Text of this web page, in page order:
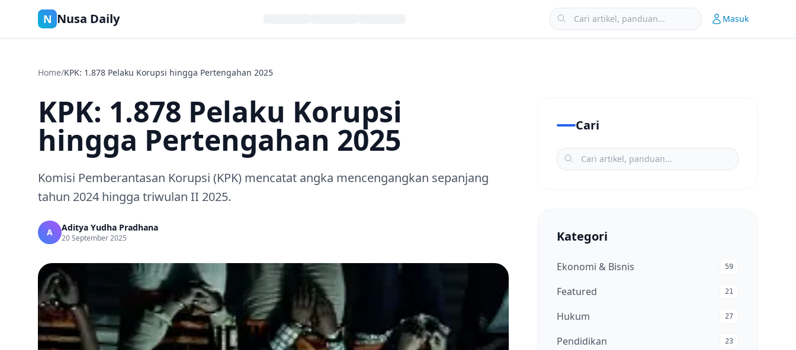
N Nusa Daily Masuk
Home/KPK: 1.878 Pelaku Korupsi hingga Pertengahan 2025
KPK: 1.878 Pelaku Korupsi
hingga Pertengahan 2025
Komisi Pemberantasan Korupsi (KPK) mencatat angka mencengangkan sepanjang
tahun 2024 hingga triwulan II 2025.
A Aditya Yudha Pradhana
20 September 2025
Cari
Kategori
Ekonomi & Bisnis 59
Featured 21
Hukum 27
Pendidikan 23